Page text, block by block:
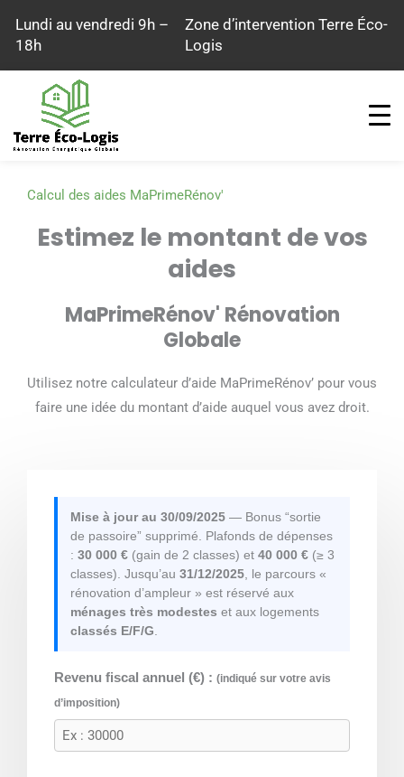
Lundi au vendredi 9h –
18h
Zone d’intervention Terre Éco-
Logis
Calcul des aides MaPrimeRénov'
Estimez le montant de vos
aides
MaPrimeRénov' Rénovation
Globale
Utilisez notre calculateur d’aide MaPrimeRénov’ pour vous
faire une idée du montant d’aide auquel vous avez droit.
Mise à jour au 30/09/2025 — Bonus “sortie
de passoire” supprimé. Plafonds de dépenses
: 30 000 € (gain de 2 classes) et 40 000 € (≥ 3
classes). Jusqu’au 31/12/2025 , le parcours «
rénovation d’ampleur » est réservé aux
ménages très modestes et aux logements
classés E/F/G
Revenu fiscal annuel (€) : (indiqué sur votre avis
d’imposition)